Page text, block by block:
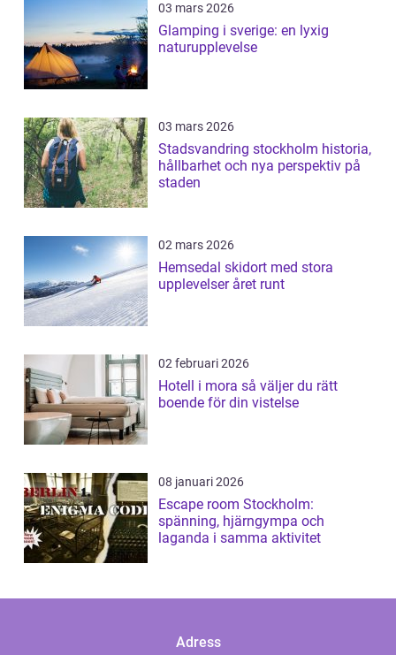
03 mars 2026
Glamping i sverige: en lyxig
naturupplevelse
03 mars 2026
Stadsvandring stockholm historia,
hållbarhet och nya perspektiv på
staden
02 mars 2026
Hemsedal skidort med stora
upplevelser året runt
02 februari 2026
Hotell i mora så väljer du rätt
boende för din vistelse
08 januari 2026
Escape room Stockholm:
spänning, hjärngympa och
laganda i samma aktivitet
Adress